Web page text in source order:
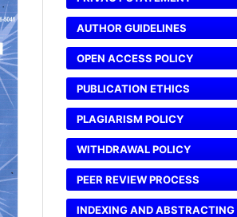
AUTHOR GUIDELINES
OPEN ACCESS POLICY
PUBLICATION ETHICS
PLAGIARISM POLICY
WITHDRAWAL POLICY
PEER REVIEW PROCESS
INDEXING AND ABSTRACTING